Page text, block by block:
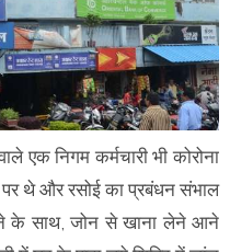
एक निगम कर्मचारी भी कोरोना
थे और रसोई का प्रबंधन संभाल
के साथ, जोन से खाना लेने आने